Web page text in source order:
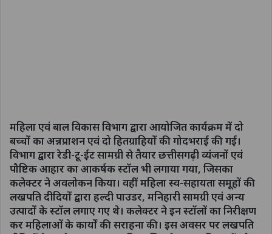
महिला एवं बाल विकास विभाग द्वारा आयोजित कार्यक्रम में दो
बच्चों का अन्नप्राशन एवं दो हितग्राहियों की गोदभराई की गई।
विभाग द्वारा रेडी-टू-ईट सामग्री से तैयार छत्तीसगढ़ी व्यंजनों एवं
पौष्टिक आहार का आकर्षक स्टॉल भी लगाया गया, जिसका
कलेक्टर ने अवलोकन किया। वहीं महिला स्व-सहायता समूहों की
लखपति दीदियों द्वारा हल्दी पाउडर, मनिहारी सामग्री एवं अन्य
उत्पादों के स्टॉल लगाए गए थे। कलेक्टर ने इन स्टॉलों का निरीक्षण
कर महिलाओं के कार्यों की सराहना की। इस अवसर पर लखपति